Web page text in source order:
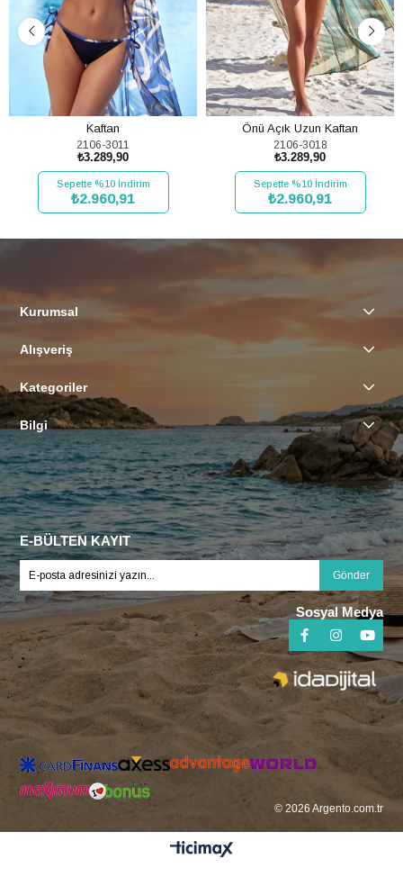
Kaftan
2106-3011
₺3.289,90
Sepette %10 İndirim
₺2.960,91
SEPETE EKLE
Önü Açık Uzun Kaftan
2106-3018
₺3.289,90
Sepette %10 İndirim
₺2.960,91
SEPETE EKLE
Kurumsal
Alışveriş
Kategoriler
Bilgi
E-BÜLTEN KAYIT
Gönder
Sosyal Medya
© 2026 Argento.com.tr